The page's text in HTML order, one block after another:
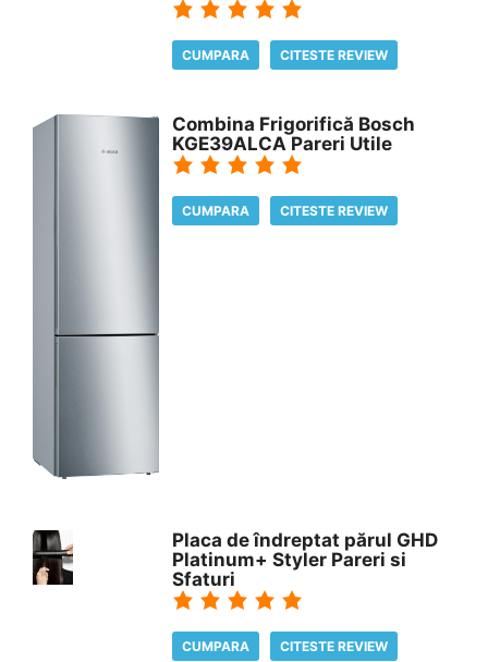
CUMPARA CITESTE REVIEW
Combina Frigorifică Bosch
KGE39ALCA Pareri Utile
CUMPARA CITESTE REVIEW
Placa de îndreptat părul GHD
Platinum+ Styler Pareri si
Sfaturi
CUMPARA CITESTE REVIEW